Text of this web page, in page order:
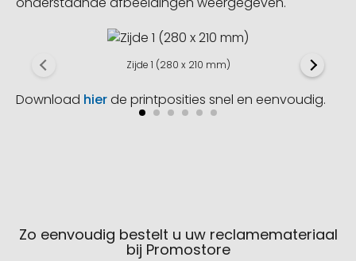
Zijde 1 (280 x 210 mm)
Download hierde printposities snel en eenvoudig.
Zo eenvoudig bestelt u uw reclamemateriaal
bij Promostore